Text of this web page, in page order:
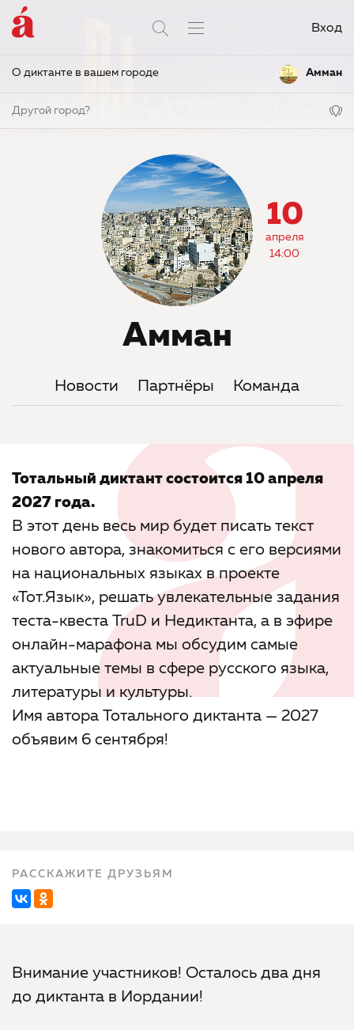
Вход
О диктанте в вашем городе Амман
Другой город?
10
апреля
14:00
Амман
Новости Партнёры Команда
Тотальный диктант состоится 10 апреля
2027 года.
В этот день весь мир будет писать текст
нового автора, знакомиться с его версиями
на национальных языках в проекте
«Тот.Язык», решать увлекательные задания
теста-квеста TruD и Недиктанта, а в эфире
онлайн-марафона мы обсудим самые
актуальные темы в сфере русского языка,
литературы и культуры.
Имя автора Тотального диктанта — 2027
объявим 6 сентября!
РАССКАЖИТЕ ДРУЗЬЯМ
Внимание участников! Осталось два дня
до диктанта в Иордании!